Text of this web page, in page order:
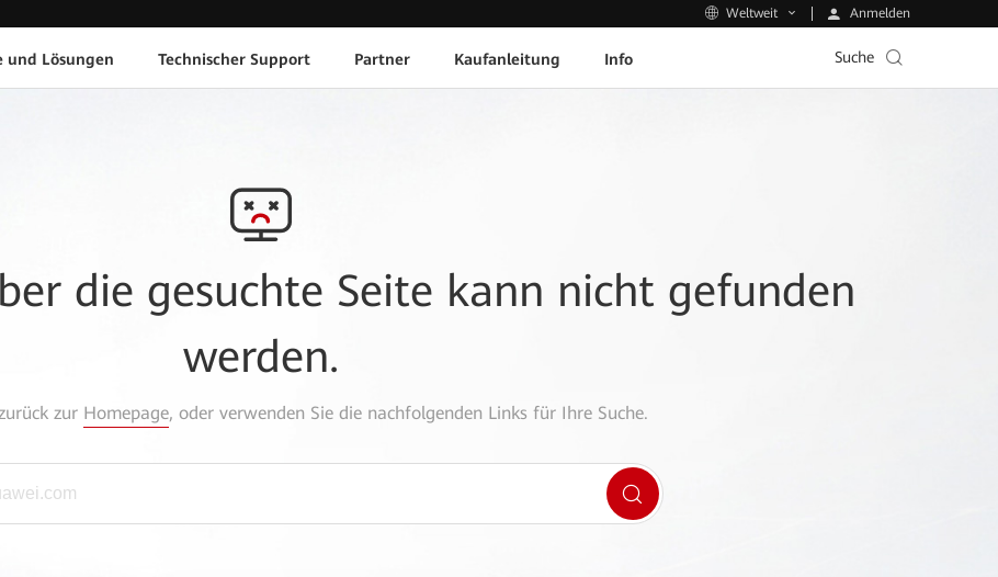
Weltweit Anmelden
und Lösungen Technischer Support Partner Kaufanleitung Info Suche
die gesuchte Seite kann nicht gefunden
werden.
zur Homepage, oder verwenden Sie die nachfolgenden Links für Ihre Suche.